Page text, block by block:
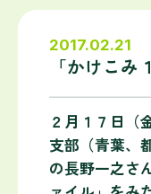
2017.02.21
「かけこ
２月１７日（
支部（青葉、
の長野一之さ